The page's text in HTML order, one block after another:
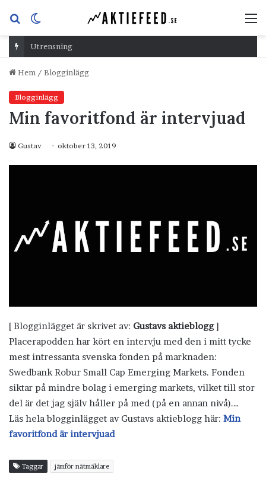
Sök
efterskin
Utrensning
Hem / Blogginlägg
Blogginlägg
Min favoritfond är intervjuad
Gustav oktober 13, 2019
[ Blogginlägget är skrivet av: Gustavs aktieblogg]
Placerapodden har kört en intervju med den i mitt tycke
mest intressanta svenska fonden på marknaden:
Swedbank Robur Small Cap Emerging Markets. Fonden
siktar på mindre bolag i emerging markets, vilket till stor
del är det jag själv håller på med (på en annan nivå).…
Läs hela blogginlägget av Gustavs aktieblogg här: Min
favoritfond är intervjuad
Taggar jämför nätmäklare